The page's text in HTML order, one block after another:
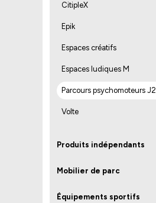
CitipleX
Epik
Espaces créatifs
Espaces ludiques M
Parcours psychomoteurs J2
Volte
Produits indépendants
Mobilier de parc
Équipements sportifs